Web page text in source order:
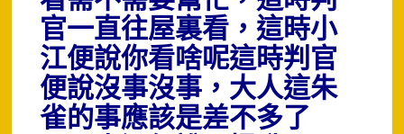
官一直往屋裏看，這時小
江便說你看啥呢這時判官
便說沒事沒事，大人這朱
雀的事應該是差不多了